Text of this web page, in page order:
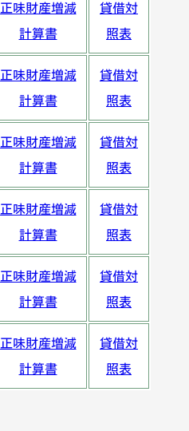
正味財産増減
計算書
貸借対
照表
正味財産増減
計算書
貸借対
照表
正味財産増減
計算書
貸借対
照表
正味財産増減
計算書
貸借対
照表
正味財産増減
計算書
貸借対
照表
正味財産増減
計算書
貸借対
照表